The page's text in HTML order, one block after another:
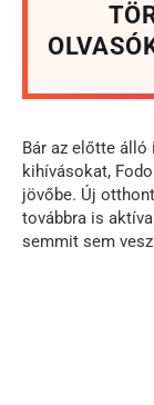
Bár az előtte álló
kihívásokat,
jövőbe. Új
továbbra is
semmit sem